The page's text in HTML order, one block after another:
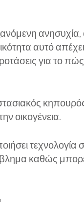
αυτό
για το
οικογένεια.
τεχνολογία
καθώς